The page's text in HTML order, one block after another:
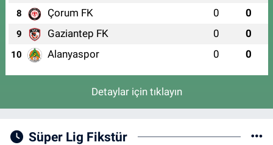
8 Çorum FK 0 0
9 Gaziantep FK 0 0
10 Alanyaspor 0 0
Detaylar için tıklayın
Süper Lig Fikstür